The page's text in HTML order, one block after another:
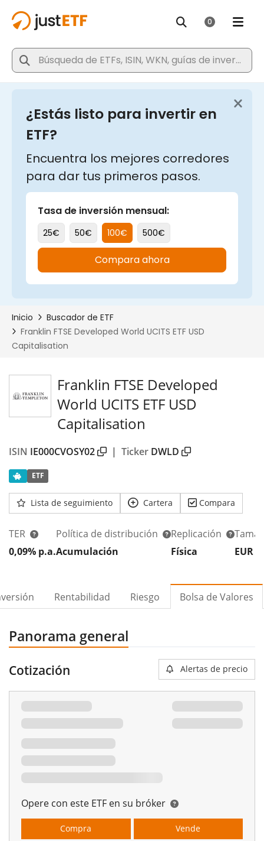
Franklin FTSE Developed
World UCITS ETF USD
Capitalisation
ISIN IE000CVOSY02 | Ticker DWLD
ETF
Lista de seguimiento Cartera Compara
TER
0,09% p.a.
Política de distribución
Acumulación
Replicación
Física
EUR
Rentabilidad Riesgo Bolsa de Valores
Panorama general
Cotización Alertas de precio
Opere con este ETF en su bróker
Compra Vende